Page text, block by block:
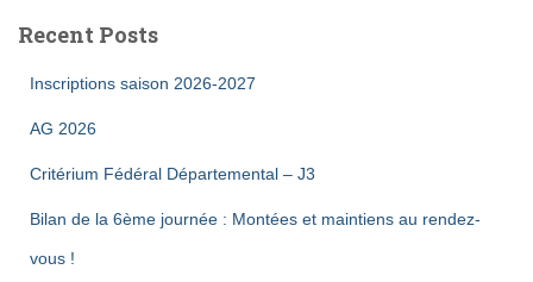
Recent Posts
Inscriptions saison 2026-2027
AG 2026
Critérium Fédéral Départemental – J3
Bilan de la 6ème journée : Montées et maintiens au rendez-
vous !